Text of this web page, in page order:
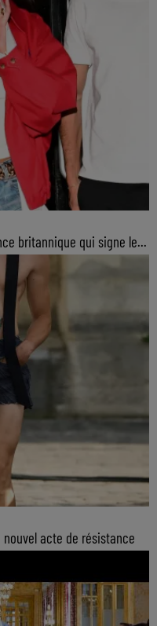
britannique qui signe le...
nouvel acte de résistance